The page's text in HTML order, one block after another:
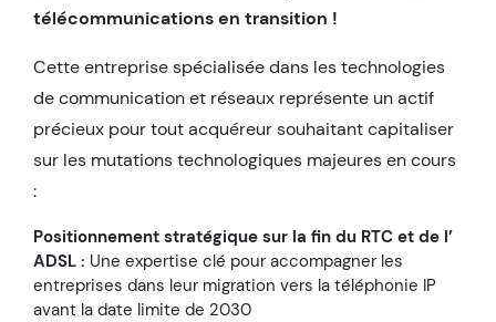
télécommunications en transition !
Cette entreprise spécialisée dans les technologies
de communication et réseaux représente un actif
précieux pour tout acquéreur souhaitant capitaliser
sur les mutations technologiques majeures en cours
:
Positionnement stratégique sur la fin du RTC et de l’
ADSL : Une expertise clé pour accompagner les
entreprises dans leur migration vers la téléphonie IP
avant la date limite de 2030